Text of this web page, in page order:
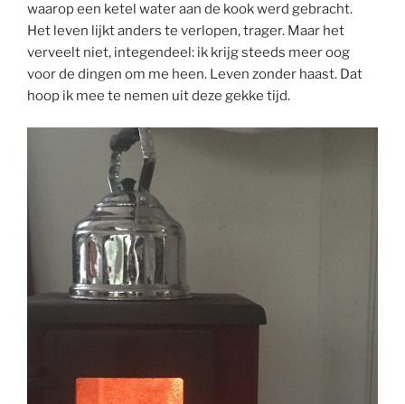
waarop een ketel water aan de kook werd gebracht.
Het leven lijkt anders te verlopen, trager. Maar het
verveelt niet, integendeel: ik krijg steeds meer oog
voor de dingen om me heen. Leven zonder haast. Dat
hoop ik mee te nemen uit deze gekke tijd.